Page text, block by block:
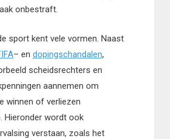
onbestraft.
sport kent vele vormen. Naast
– en dopingschandalen,
scheidsrechters en
aannemen om
winnen of verliezen
Hieronder wordt ook
verstaan, zoals het